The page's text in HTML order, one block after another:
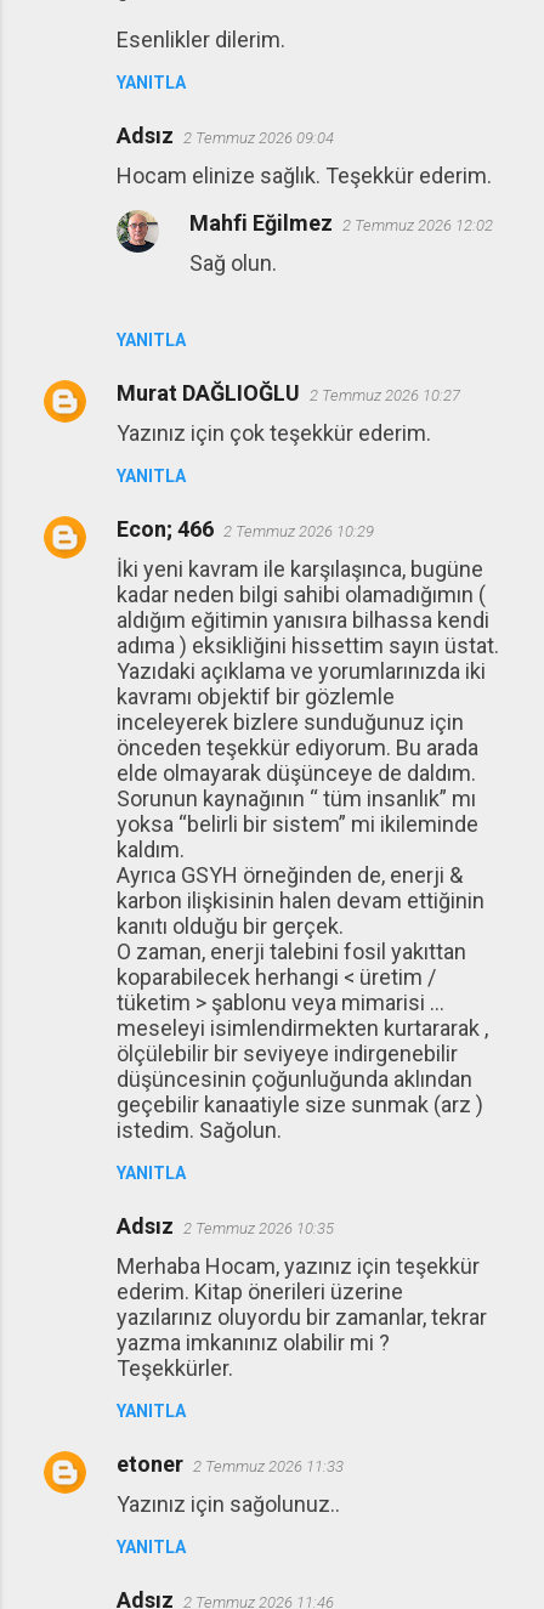
Esenlikler dilerim.
YANITLA
Adsız 2 Temmuz 2026 09:04
Hocam elinize sağlık. Teşekkür ederim.
YANITLA
Mahfi Eğilmez 2 Temmuz 2026 12:02
Sağ olun.
Murat DAĞLIOĞLU 2 Temmuz 2026 10:27
Yazınız için çok teşekkür ederim.
YANITLA
Econ; 466 2 Temmuz 2026 10:29
İki yeni kavram ile karşılaşınca, bugüne
kadar neden bilgi sahibi olamadığımın (
aldığım eğitimin yanısıra bilhassa kendi
adıma ) eksikliğini hissettim sayın üstat.
Yazıdaki açıklama ve yorumlarınızda iki
kavramı objektif bir gözlemle
inceleyerek bizlere sunduğunuz için
önceden teşekkür ediyorum. Bu arada
elde olmayarak düşünceye de daldım.
Sorunun kaynağının “ tüm insanlık” mı
yoksa “belirli bir sistem” mi ikileminde
kaldım.
Ayrıca GSYH örneğinden de, enerji &
karbon ilişkisinin halen devam ettiğinin
kanıtı olduğu bir gerçek.
O zaman, enerji talebini fosil yakıttan
koparabilecek herhangi < üretim /
tüketim > şablonu veya mimarisi …
meseleyi isimlendirmekten kurtararak ,
ölçülebilir bir seviyeye indirgenebilir
düşüncesinin çoğunluğunda aklından
geçebilir kanaatiyle size sunmak (arz )
istedim. Sağolun.
YANITLA
Adsız 2 Temmuz 2026 10:35
Merhaba Hocam, yazınız için teşekkür
ederim. Kitap önerileri üzerine
yazılarınız oluyordu bir zamanlar, tekrar
yazma imkanınız olabilir mi ?
Teşekkürler.
YANITLA
etoner 2 Temmuz 2026 11:33
Yazınız için sağolunuz..
YANITLA
Adsız 2 Temmuz 2026 11:46